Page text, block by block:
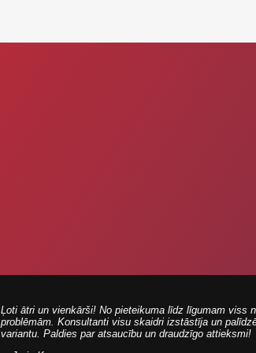
Ļoti ātri un vienkārši! No pieteikuma līdz līgumam viss
problēmām. Konsultanti visu skaidri izstāstīja un
variantu. Paldies par atsaucību un draudzīgo attieksmi!